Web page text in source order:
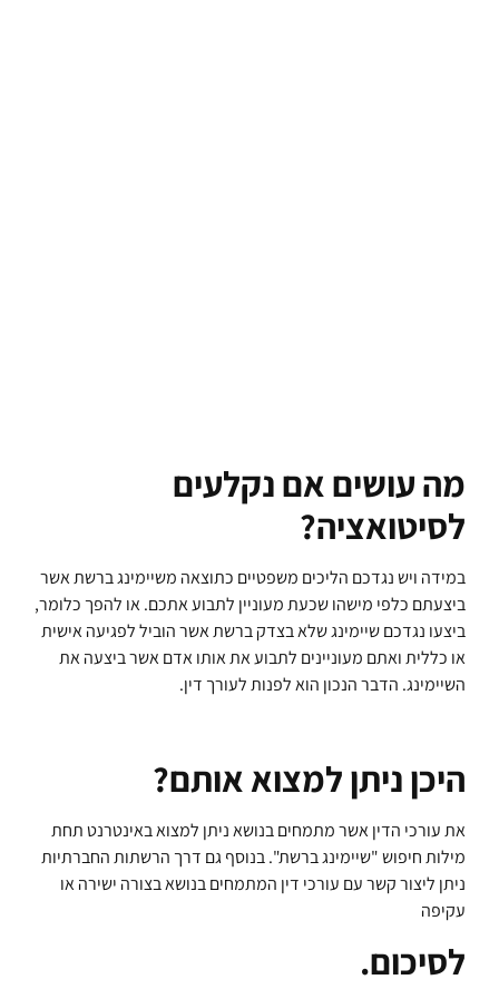
מה עושים אם נקלעים
לסיטואציה?
במידה ויש נגדכם הליכים משפטיים כתוצאה משיימינג ברשת אשר
ביצעתם כלפי מישהו שכעת מעוניין לתבוע אתכם. או להפך כלומר,
ביצעו נגדכם שיימינג שלא בצדק ברשת אשר הוביל לפגיעה אישית
או כללית ואתם מעוניינים לתבוע את אותו אדם אשר ביצעה את
השיימינג. הדבר הנכון הוא לפנות לעורך דין.
היכן ניתן למצוא אותם?
את עורכי הדין אשר מתמחים בנושא ניתן למצוא באינטרנט תחת
מילות חיפוש "שיימינג ברשת". בנוסף גם דרך הרשתות החברתיות
ניתן ליצור קשר עם עורכי דין המתמחים בנושא בצורה ישירה או
עקיפה
לסיכום.